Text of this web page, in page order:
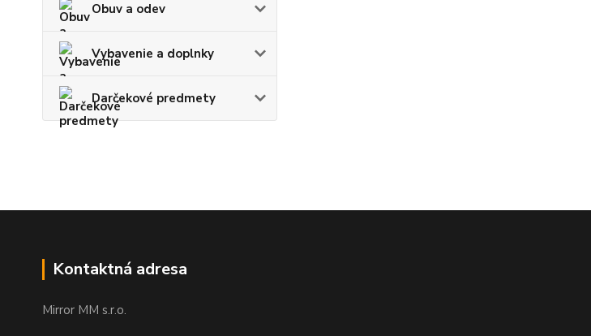
Obuv a odev
Vybavenie a doplnky
Darčekové predmety
Kontaktná adresa
Mirror MM s.r.o.